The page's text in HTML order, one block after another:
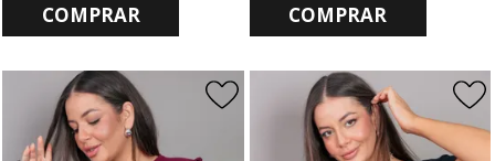
COMPRAR COMPRAR